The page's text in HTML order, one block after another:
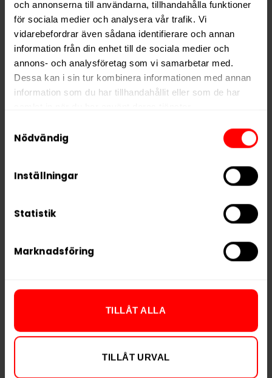
och annonserna till användarna, tillhandahålla funktioner
för sociala medier och analysera vår trafik. Vi
vidarebefordrar även sådana identifierare och annan
information från din enhet till de sociala medier och
annons- och analysföretag som vi samarbetar med.
Dessa kan i sin tur kombinera informationen med annan
information som du har tillhandahållit eller som de har
We work with
who may receive and
Nödvändig
Inställningar
Statistik
Marknadsföring
TILLÅT ALLA
TILLÅT URVAL
Nikotin per gram
8,0 mg/g
Nikotin per portion
5,0 mg
Nikotin per dosa
110 mg
Vikt per dosa
14 g
Portioner per dosa
22
Varumärke
RELATERADE PRODUKTER
Après Bananas Après Cola Mini